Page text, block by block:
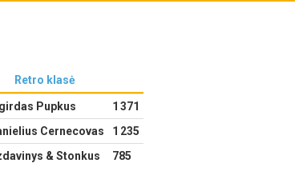
Retro klasė
Pupkus
1 371
Cernecovas
1 235
& Stonkus 785